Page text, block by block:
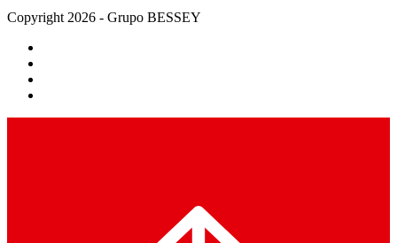
Copyright 2026 - Grupo BESSEY